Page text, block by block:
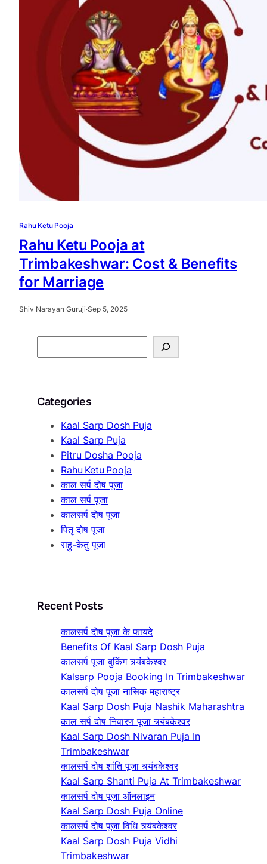
Rahu Ketu Pooja
Rahu Ketu Pooja at
Trimbakeshwar: Cost & Benefits
for Marriage
Shiv Narayan Guruji·Sep 5, 2025
e
c
Categories
Kaal Sarp Dosh Puja
Kaal Sarp Puja
Pitru Dosha Pooja
Rahu Ketu Pooja
काल सर्प दोष पूजा
काल सर्प पूजा
कालसर्प दोष पूजा
पितृ दोष पूजा
राहु-केतु पूजा
Recent Posts
कालसर्प दोष पूजा के फायदे
Benefits Of Kaal Sarp Dosh Puja
कालसर्प पूजा बुकिंग त्र्यंबकेश्वर
Kalsarp Pooja Booking In Trimbakeshwar
कालसर्प दोष पूजा नासिक महाराष्ट्र
Kaal Sarp Dosh Puja Nashik Maharashtra
काल सर्प दोष निवारण पूजा त्र्यंबकेश्वर
Kaal Sarp Dosh Nivaran Puja In
Trimbakeshwar
कालसर्प दोष शांति पूजा त्र्यंबकेश्वर
Kaal Sarp Shanti Puja At Trimbakeshwar
कालसर्प दोष पूजा ऑनलाइन
Kaal Sarp Dosh Puja Online
कालसर्प दोष पूजा विधि त्र्यंबकेश्वर
Kaal Sarp Dosh Puja Vidhi
Trimbakeshwar